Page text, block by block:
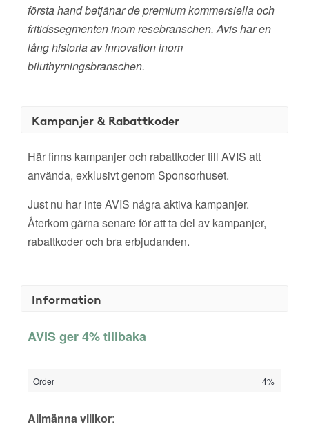
första hand betjänar de premium kommersiella och
fritidssegmenten inom resebranschen. Avis har en
lång historia av innovation inom
biluthyrningsbranschen.
Kampanjer & Rabattkoder
Här finns kampanjer och rabattkoder till AVIS att
använda, exklusivt genom Sponsorhuset.
Just nu har inte AVIS några aktiva kampanjer.
Återkom gärna senare för att ta del av kampanjer,
rabattkoder och bra erbjudanden.
Information
AVIS ger 4% tillbaka
Order 4%
Allmänna villkor: